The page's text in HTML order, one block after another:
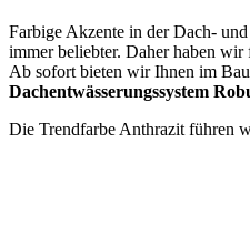
Farbige Akzente in der Dach-
immer beliebter. Daher haben
Ab sofort bieten wir Ihnen im
Dachentwässerungssystem
Die Trendfarbe Anthrazit führen